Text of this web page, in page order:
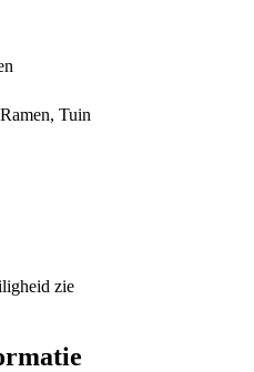
Ramen, Tuin
zie